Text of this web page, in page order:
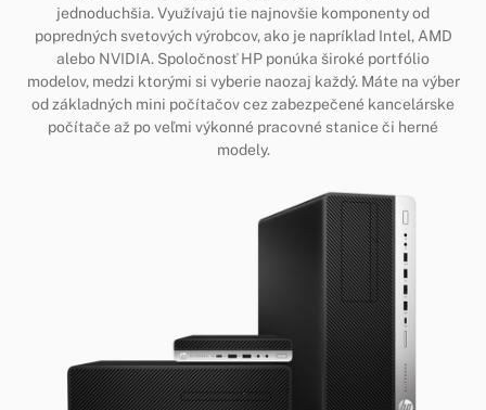
jednoduchšia. Využívajú tie najnovšie komponenty od
popredných svetových výrobcov, ako je napríklad Intel, AMD
alebo NVIDIA. Spoločnosť HP ponúka široké portfólio
modelov, medzi ktorými si vyberie naozaj každý. Máte na výber
od základných mini počítačov cez zabezpečené kancelárske
počítače až po veľmi výkonné pracovné stanice či herné
modely.